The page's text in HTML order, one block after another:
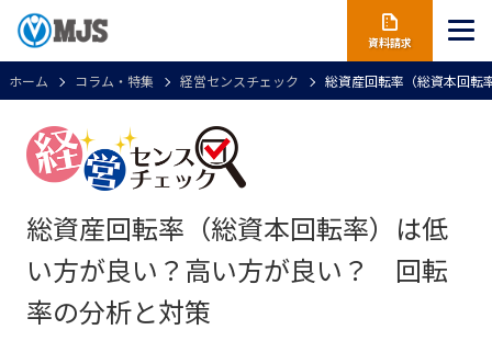
資料請求
ホーム コラム・特集 経営センスチェック 総資産回転率（総資本回
総資産回転率（総資本回転率）は低
い方が良い？高い方が良い？ 回転
率の分析と対策